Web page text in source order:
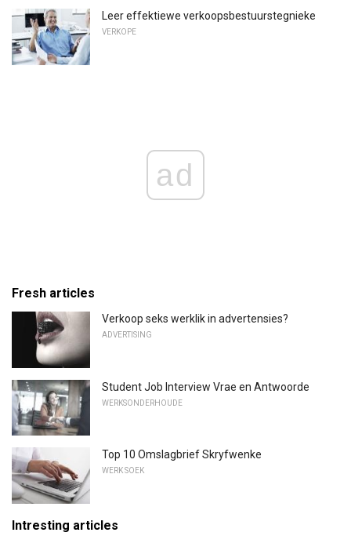
Leer effektiewe verkoopsbestuurstegnieke
VERKOPE
ad
Fresh articles
Verkoop seks werklik in advertensies?
ADVERTISING
Student Job Interview Vrae en Antwoorde
WERKSONDERHOUDE
Top 10 Omslagbrief Skryfwenke
WERK SOEK
Intresting articles